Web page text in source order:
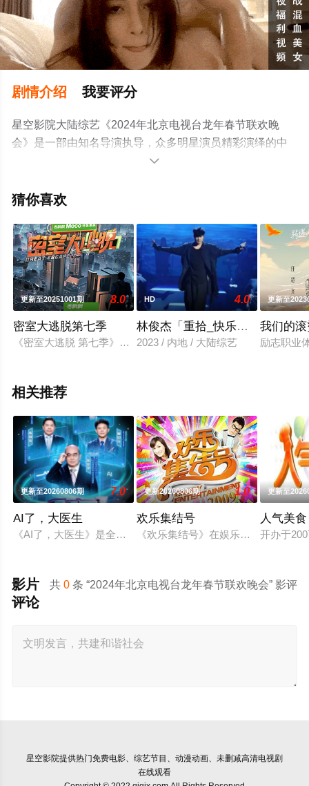
剧情介绍 我要评分
星空影院大陆综艺《2024年北京电视台龙年春节联欢晚
会》是一部由知名导演执导，众多明星演员精彩演绎的中
国大陆综艺，手机免费观看高清无删减完整版综艺节目就
或剧情网等平台了解。

猜你喜欢
更新至20251001期 8.0
密室大逃脱第七季
《密室大逃脱 第七季》是由芒果TV节目中心晏吉超级工作室打
HD 4.0
林俊杰「重拾_快乐」首唱会
2023 / 内地 / 大陆综艺
更新至
我们的
励志职业
相关推荐
更新至20260806期 7.0
AI了，大医生
《AI了，大医生》是全国首档“AI+医学”全媒体健康科普节目，
更新20260806期 1.0
欢乐集结号
《欢乐集结号》在娱乐资讯类栏目
更新至
人气美食
开办于
共0 条 “2024年北京电视台龙年春节联欢晚会” 影评
影片
评论
星空影院提供热门免费电影、综艺节目、动漫动画、未删减高清电视剧
在线观看